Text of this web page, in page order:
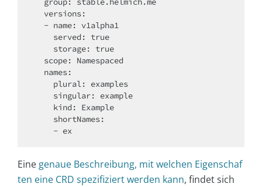
Eine genaue Beschreibung, mit welchen Eigenschaf
ten eine CRD spezifiziert werden kann, findet sich